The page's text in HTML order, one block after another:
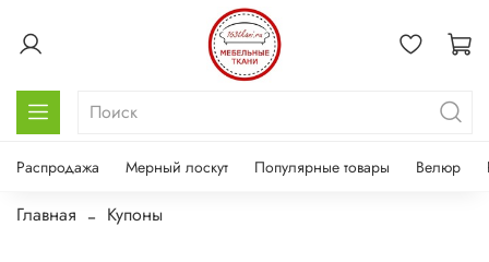
Распродажа Мерный лоскут Популярные товары Велюр
Главная Купоны